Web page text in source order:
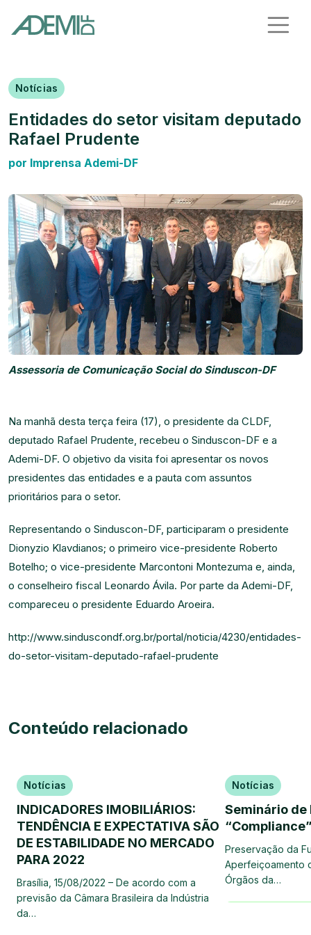
Notícias
Entidades do setor visitam deputado
Rafael Prudente
por Imprensa Ademi-DF
Assessoria de Comunicação Social do Sinduscon-DF
Na manhã desta terça feira (17), o presidente da CLDF,
deputado Rafael Prudente, recebeu o Sinduscon-DF e a
Ademi-DF. O objetivo da visita foi apresentar os novos
presidentes das entidades e a pauta com assuntos
prioritários para o setor.
Representando o Sinduscon-DF, participaram o presidente
Dionyzio Klavdianos; o primeiro vice-presidente Roberto
Botelho; o vice-presidente Marcontoni Montezuma e, ainda,
o conselheiro fiscal Leonardo Ávila. Por parte da Ademi-DF,
compareceu o presidente Eduardo Aroeira.
http://www.sinduscondf.org.br/portal/noticia/4230/entidades-
do-setor-visitam-deputado-rafael-prudente
Conteúdo relacionado
Notícias
INDICADORES IMOBILIÁRIOS:
TENDÊNCIA E EXPECTATIVA SÃO
DE ESTABILIDADE NO MERCADO
PARA 2022
Brasília, 15/08/2022 – De acordo com a
previsão da Câmara Brasileira da Indústria
da…
Notícias
Seminário de
Preservação da
Aperfeiçoamento
Órgãos da…